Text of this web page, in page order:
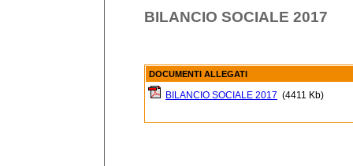
BILANCIO SOCIALE 2017
DOCUMENTI ALLEGATI
BILANCIO SOCIALE 2017 (4411 Kb)